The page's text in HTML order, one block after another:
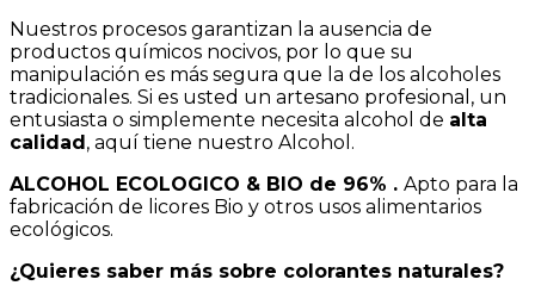
Nuestros procesos garantizan la ausencia de
productos químicos nocivos, por lo que su
manipulación es más segura que la de los alcoholes
tradicionales. Si es usted un artesano profesional, un
entusiasta o simplemente necesita alcohol de alta
calidad, aquí tiene nuestro Alcohol.
ALCOHOL ECOLOGICO & BIO de 96% . Apto para la
fabricación de licores Bio y otros usos alimentarios
ecológicos.
¿Quieres saber más sobre colorantes naturales?